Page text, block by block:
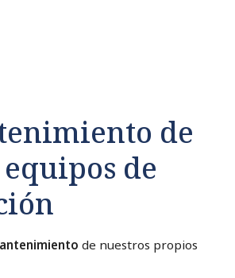
de
de
de nuestros propios